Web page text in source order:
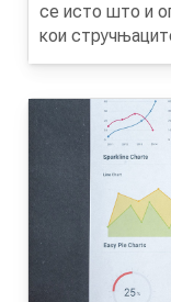
се исто што и
кои
прикази на
препораките
им помогне на
да ги поминат
документи за
води низ
промена на
аргументи.